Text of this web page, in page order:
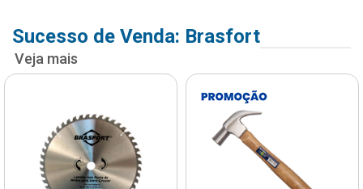
Sucesso de Venda: Brasfort
Veja mais